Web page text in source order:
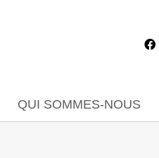
QUI SOMMES-NOUS